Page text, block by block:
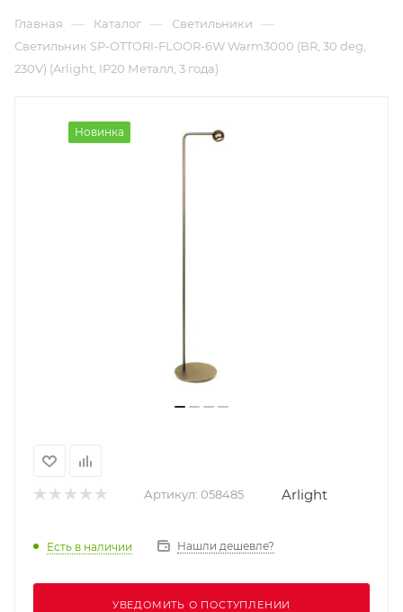
Главная — Каталог — Светильники —
Светильник SP-OTTORI-FLOOR-6W Warm3000 (BR, 30 deg,
230V) (Arlight, IP20 Металл, 3 года)
Новинка
Артикул: 058485 Arlight
Есть в наличии Нашли дешевле?
УВЕДОМИТЬ О ПОСТУПЛЕНИИ